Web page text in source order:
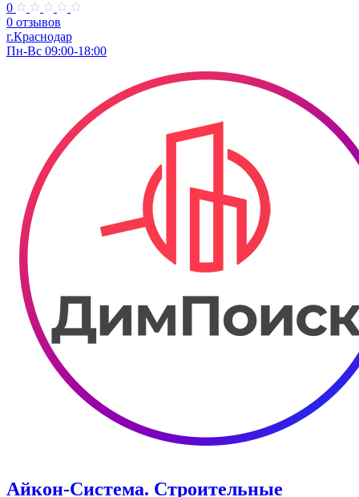
0
0 отзывов
г.Краснодар
Пн-Вс 09:00-18:00
Айкон-Система. Строительные